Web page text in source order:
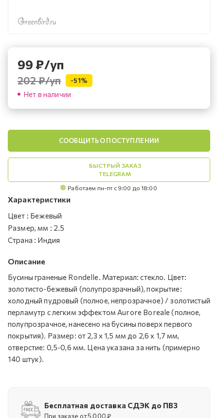
99₽/уп
202 ₽/уп -51%
Нет в наличии
СООБЩИТЬ О ПОСТУПЛЕНИИ
БЫСТРЫЙ ЗАКАЗ
TELEGRAM
Работаем пн-пт с 9:00 до 18:00
Характеристики
Цвет : Бежевый
Размер, мм : 2.5
Страна : Индия
Описание
Бусины граненые Rondelle. Материал: стекло. Цвет:
золотисто-бежевый (полупрозрачный), покрытие:
холодный пудровый (полное, непрозрачное) / золотистый
перламутр с легким эффектом Aurore Boreale (полное,
полупрозрачное, нанесено на бусины поверх первого
покрытия). Размер: от 2,3 х 1,5 мм до 2,6 х 1,7 мм,
отверстие: 0,5-0,6 мм. Цена указана за нить (примерно
140 штук).
Бесплатная доставка СДЭК до ПВЗ
При заказе от 5 000 ₽